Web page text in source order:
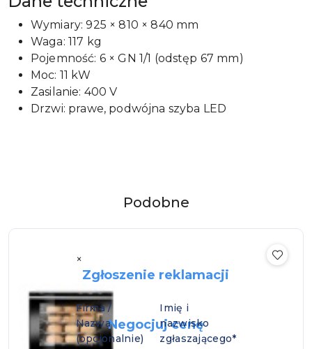
Wymiary: 925 × 810 × 840 mm
Waga: 117 kg
Pojemność: 6 × GN 1/1 (odstęp 67 mm)
Moc: 11 kW
Zasilanie: 400 V
Drzwi: prawe, podwójna szyba LED
Pomiń karuzelę produktów
Produkty
Podobne
×
Negocjuj cenę
×
Zgłoszenie reklamacji
Firma /
Nazwa
(opcjonalnie)
Imię i
nazwisko
zgłaszającego*